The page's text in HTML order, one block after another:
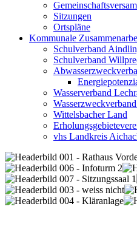
Sitzungen
Ortspläne
Kommunale
Schulverband
Schulverband
Wasserverband
Wittelsbacher Land
vhs Landkreis